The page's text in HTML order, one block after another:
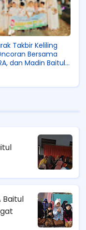
Takbir Keliling
Bersama
dan Madin Baitul
Baitul